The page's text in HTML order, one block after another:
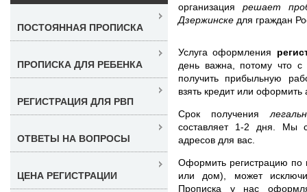
организация решает
Дзержинске для граждан
Услуга оформления
день важна, потому что
получить прибыльную
взять кредит или оформить
Срок получения
составляет 1-2 дня. Мы
адресов для вас.
Оформить регистрацию по
или дом), может
Прописка у нас
ПОСТОЯННАЯ ПРОПИСКА
ПРОПИСКА ДЛЯ РЕБЕНКА
РЕГИСТРАЦИЯ ДЛЯ РВП
ОТВЕТЫ НА ВОПРОСЫ
ЦЕНА РЕГИСТРАЦИИ